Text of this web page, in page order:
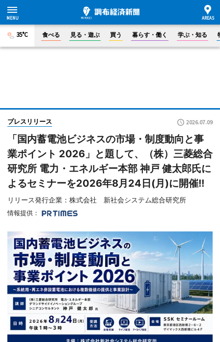
35°C 食べる 見る・遊ぶ 買う 暮らす・働く 学ぶ・知る
プレスリリース 2026.07.09
「国内蓄電池ビジネスの市場・制度動向と事
業ポイント 2026」と題して、（株）三菱総合
研究所 電力・エネルギー本部 神戸 健太郎氏に
よるセミナーを2026年8月24日(月)に開催!!
リリース発行企業：株式会社 新社会システム総合研究所
情報提供：